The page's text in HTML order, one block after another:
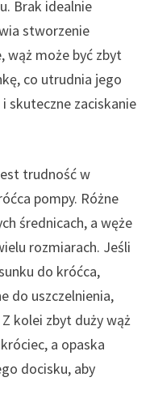
Brak idealnie
stworzenie
wąż może być zbyt
co utrudnia jego
i skuteczne zaciskanie
trudność w
pompy. Różne
średnicach, a węże
rozmiarach. Jeśli
do króćca,
do uszczelnienia,
kolei zbyt duży wąż
a opaska
docisku, aby